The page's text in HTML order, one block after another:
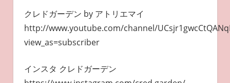
クレドガーデン by アトリエマイ
http://www.youtube.com/channel/
view_as=subscriber
インスタ クレドガーデン